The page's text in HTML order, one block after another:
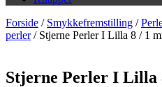
Forside / Smykkefremstilling /
perler/ Stjerne Perler I Lilla 8 / 1
Stjerne Perler I Lilla